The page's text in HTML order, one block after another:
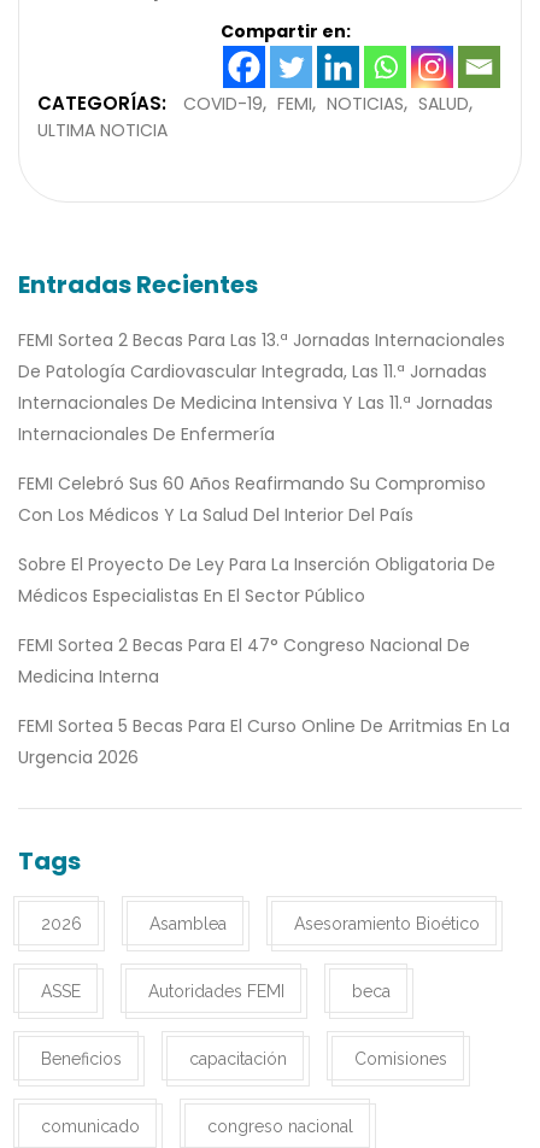
Compartir en:
CATEGORÍAS: COVID-19 FEMI NOTICIAS
SALUD
ULTIMA NOTICIA
Entradas Recientes
FEMI Sortea 2 Becas Para Las 13.ª Jornadas Internacionales
De Patología Cardiovascular Integrada, Las 11.ª Jornadas
Internacionales De Medicina Intensiva Y Las 11.ª Jornadas
Internacionales De Enfermería
FEMI Celebró Sus 60 Años Reafirmando Su Compromiso
Con Los Médicos Y La Salud Del Interior Del País
Sobre El Proyecto De Ley Para La Inserción Obligatoria De
Médicos Especialistas En El Sector Público
FEMI Sortea 2 Becas Para El 47° Congreso Nacional De
Medicina Interna
FEMI Sortea 5 Becas Para El Curso Online De Arritmias En La
Urgencia 2026
Tags
2026 Asamblea Asesoramiento Bioético
ASSE Autoridades FEMI beca
Beneficios capacitación Comisiones
comunicado congreso nacional